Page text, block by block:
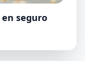
seguro